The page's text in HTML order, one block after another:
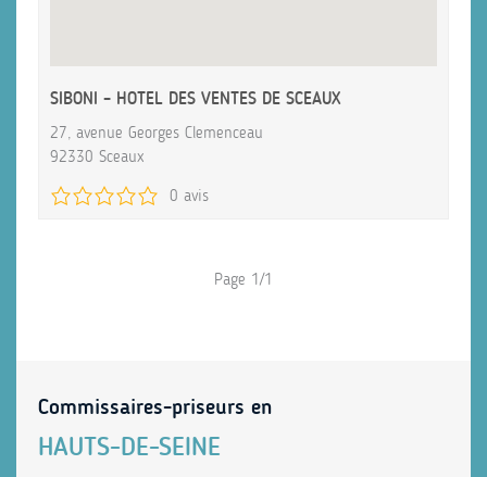
SIBONI – HOTEL DES VENTES DE SCEAUX
27, avenue Georges Clemenceau
92330 Sceaux
0 avis
Page 1/1
Commissaires-priseurs en
HAUTS-DE-SEINE